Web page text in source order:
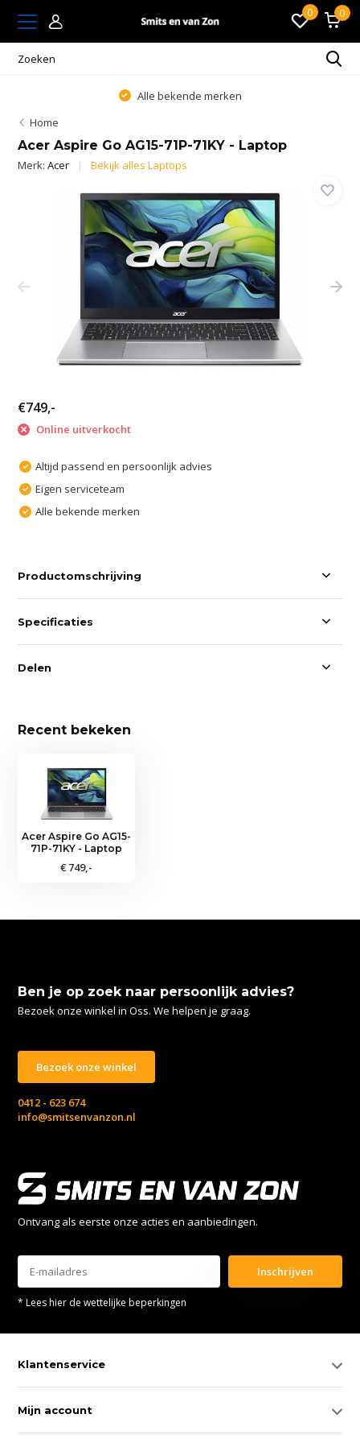
0 0
Alle bekende merken
Home
Acer Aspire Go AG15-71P-71KY - Laptop
Merk:Acer Bekijk alles Laptops
€749,-
Online uitverkocht
Altijd passend en persoonlijk advies
Eigen serviceteam
Alle bekende merken
Productomschrijving
Specificaties
Delen
Recent bekeken
Acer Aspire Go AG15-
71P-71KY - Laptop
€ 749,-
Ben je op zoek naar persoonlijk advies?
Bezoek onze winkel in Oss. We helpen je graag.
Bezoek onze winkel
0412 - 623 674
info@smitsenvanzon.nl
Ontvang als eerste onze acties en aanbiedingen.
Inschrijven
* Lees hier de wettelijke beperkingen
Klantenservice
Mijn account